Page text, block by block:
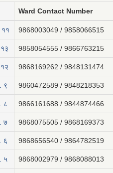
Ward Contact Number
११ 9868003049 / 9858066515
9858054555 / 9866763215
9868169262 / 9848131474
९ 9860472589 / 9848218353
८ 9866161688 / 9844874466
७ 9868075505 / 9868169373
६ 9868656540 / 9864782519
५ 9868002979 / 9868088013